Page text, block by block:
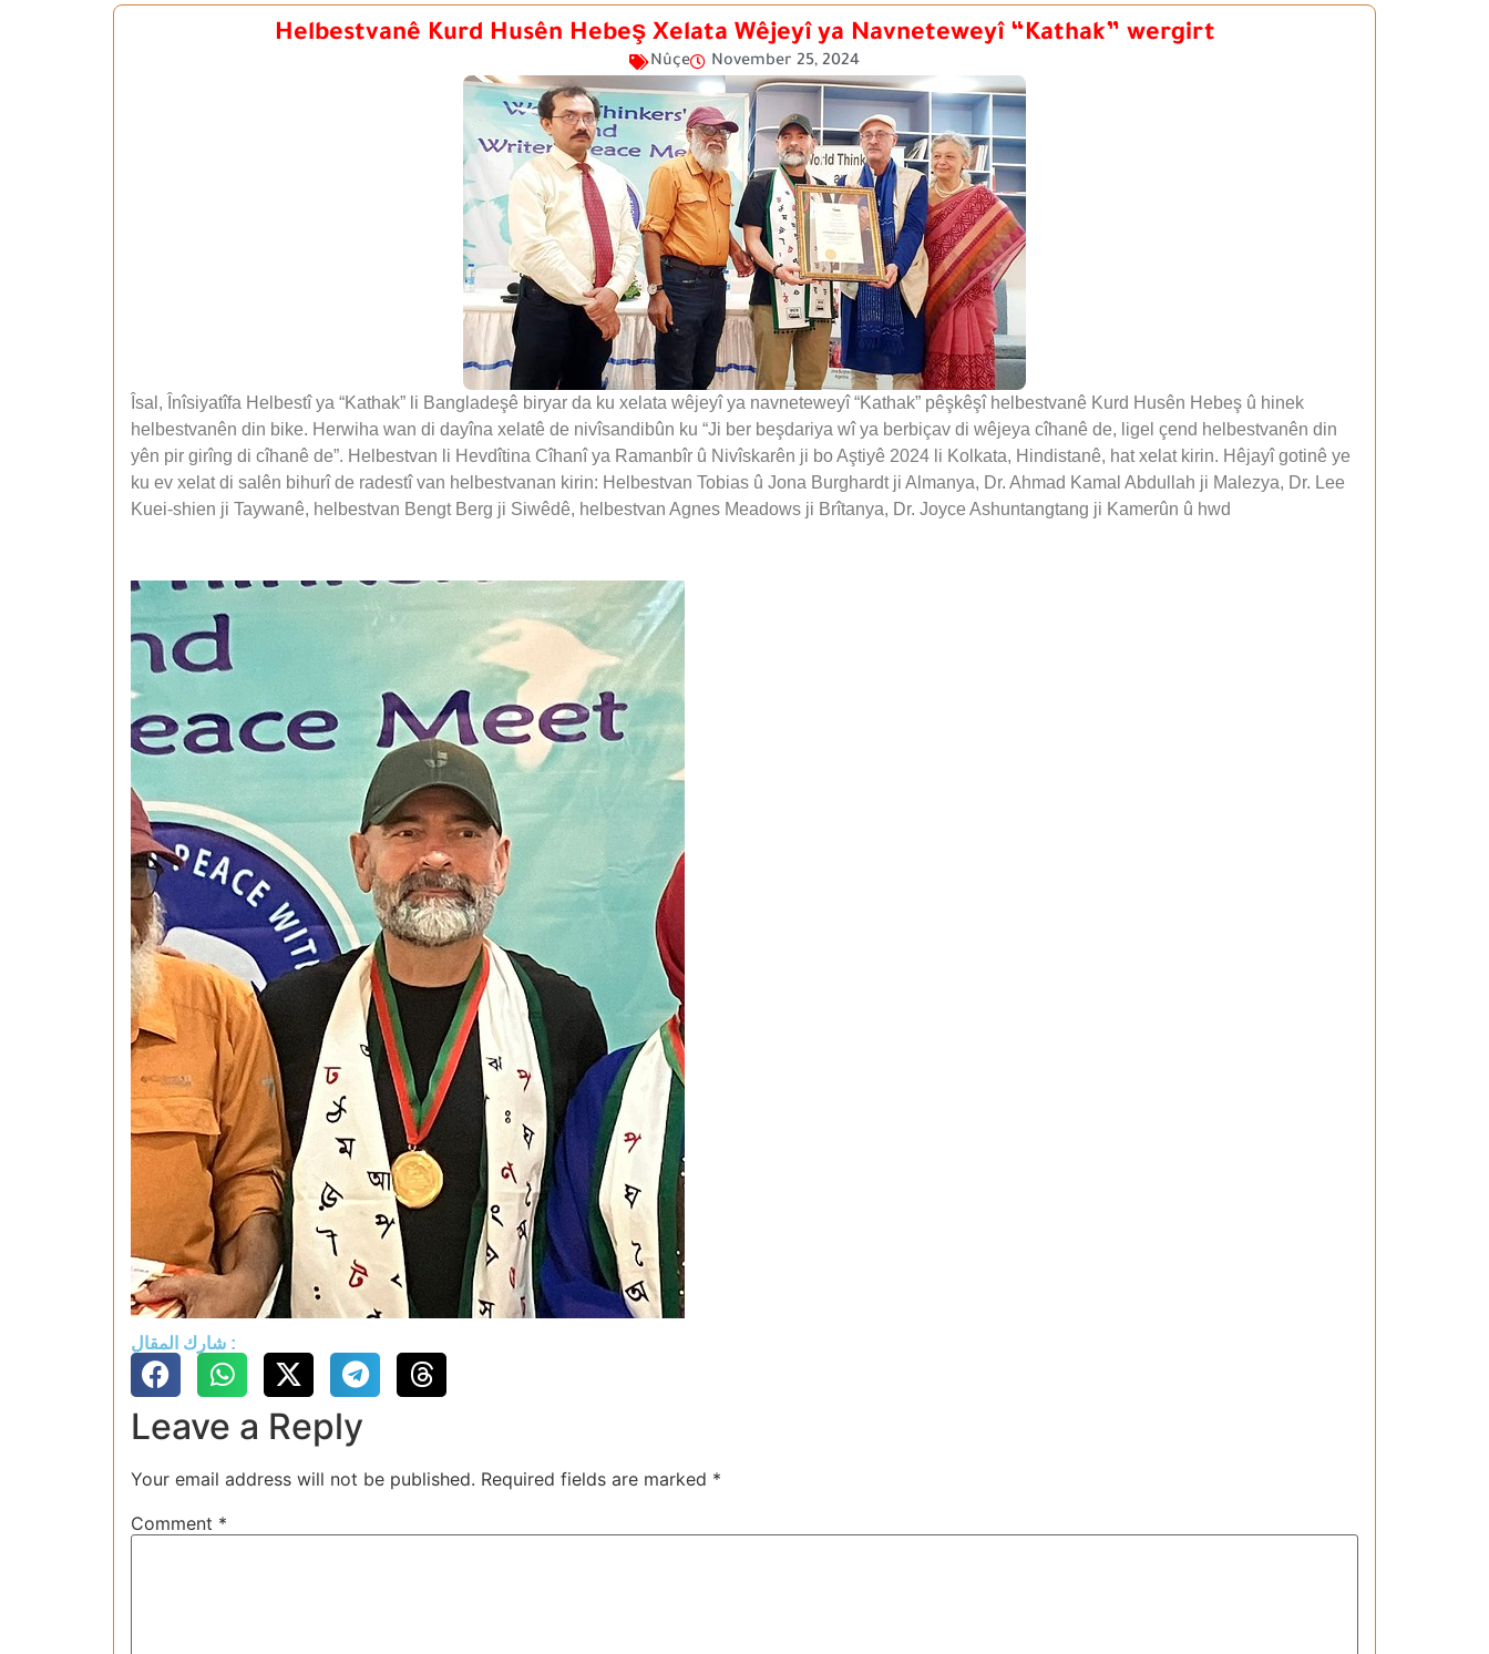
Helbestvanê Kurd Husên Hebeş Xelata Wêjeyî ya Navneteweyî “Kathak” wergirt
Nûçe November 25, 2024
Îsal, Înîsiyatîfa Helbestî ya “Kathak” li Bangladeşê biryar da ku xelata wêjeyî ya navneteweyî “Kathak” pêşkêşî helbestvanê Kurd Husên Hebeş û hinek
helbestvanên din bike. Herwiha wan di dayîna xelatê de nivîsandibûn ku “Ji ber beşdariya wî ya berbiçav di wêjeya cîhanê de, ligel çend helbestvanên din
yên pir girîng di cîhanê de”. Helbestvan li Hevdîtina Cîhanî ya Ramanbîr û Nivîskarên ji bo Aştiyê 2024 li Kolkata, Hindistanê, hat xelat kirin. Hêjayî gotinê ye
ku ev xelat di salên bihurî de radestî van helbestvanan kirin: Helbestvan Tobias û Jona Burghardt ji Almanya, Dr. Ahmad Kamal Abdullah ji Malezya, Dr. Lee
Kuei-shien ji Taywanê, helbestvan Bengt Berg ji Siwêdê, helbestvan Agnes Meadows ji Brîtanya, Dr. Joyce Ashuntangtang ji Kamerûn û hwd
شارك المقال :
Leave a Reply
Your email address will not be published. Required fields are marked *
Comment *